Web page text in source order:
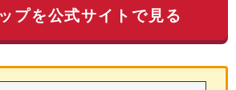
プを公式サイトで見る